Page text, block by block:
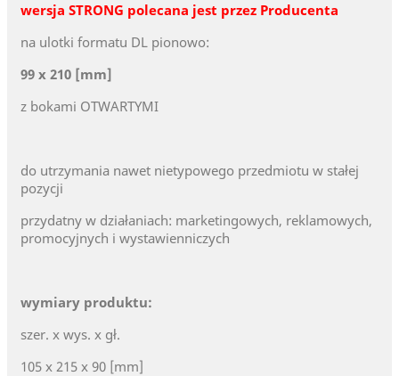
wersja STRONG polecana jest przez Producenta
na ulotki formatu DL pionowo:
99 x 210 [mm]
z bokami OTWARTYMI
do utrzymania nawet nietypowego przedmiotu w stałej
pozycji
przydatny w działaniach: marketingowych, reklamowych,
promocyjnych i wystawienniczych
wymiary produktu:
szer. x wys. x gł.
105 x 215 x 90 [mm]